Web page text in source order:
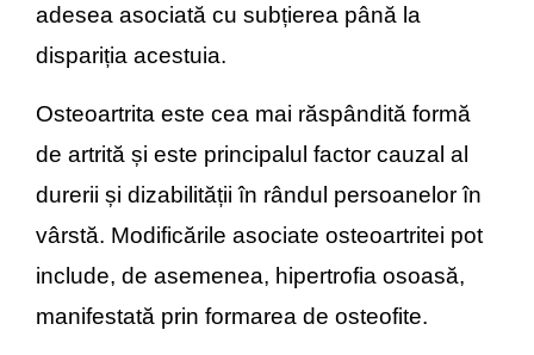
adesea asociată cu subțierea până la
dispariția acestuia.
Osteoartrita este cea mai răspândită formă
de artrită și este principalul factor cauzal al
durerii și dizabilității în rândul persoanelor în
vârstă. Modificările asociate osteoartritei pot
include, de asemenea, hipertrofia osoasă,
manifestată prin formarea de osteofite.